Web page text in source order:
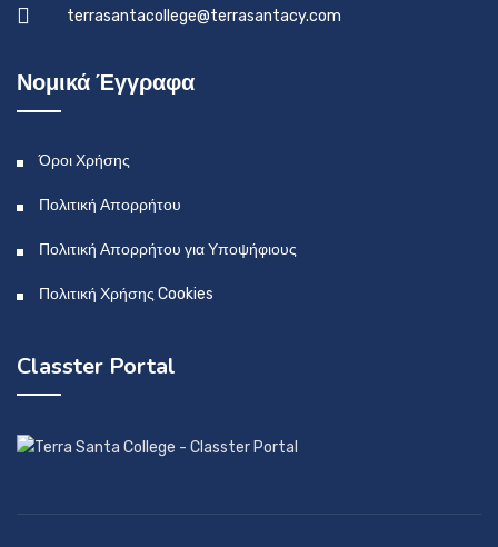
terrasantacollege@terrasantacy.com
Νομικά Έγγραφα
Όροι Χρήσης
Πολιτική Απορρήτου
Πολιτική Απορρήτου για Υποψήφιους
Πολιτική Χρήσης Cookies
Classter Portal